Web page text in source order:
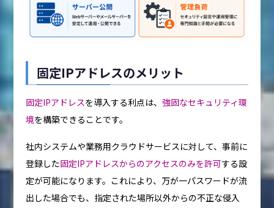
固定IPアドレスのメリット
固定IPアドレスを導入する利点は、 強固なセキュリティ環
境を構築できることです。
社内システムや業務用クラウドサービスに対して、事前に
登録した固定IPアドレスからのアクセスのみを許可する設
定が可能になります。これにより、万が一パスワードが流
出した場合でも、指定された場所以外からの不正な侵入